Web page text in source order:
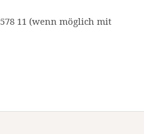
11 (wenn möglich mit